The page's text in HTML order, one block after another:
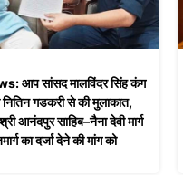
आप सांसद मालविंदर सिंह कंग
गडकरी से की मुलाकात,
आनंदपुर साहिब–नैना देवी मार्ग
का दर्जा देने की मांग को